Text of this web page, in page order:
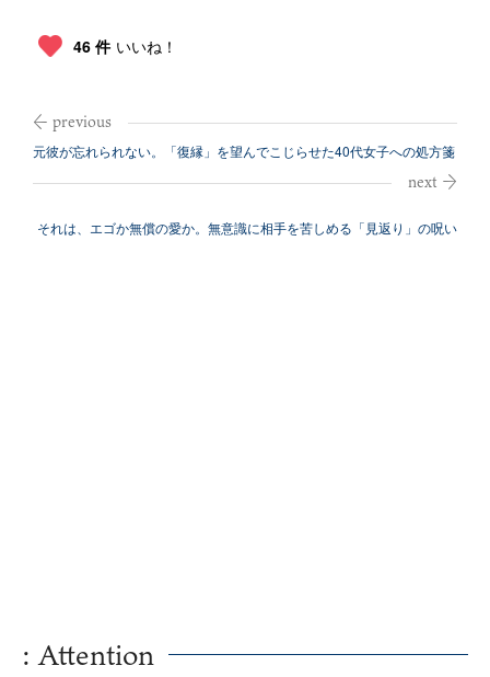
46 件 いいね！
元彼が忘れられない。「復縁」を望んでこじらせた40代女子への処方箋
それは、エゴか無償の愛か。無意識に相手を苦しめる「見返り」の呪い
: Attention